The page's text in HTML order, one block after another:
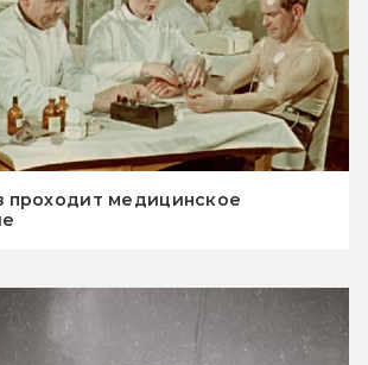
проходит медицинское